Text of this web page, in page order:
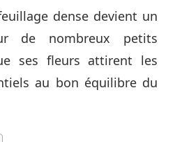
dense devient un
de nombreux petits
ses fleurs attirent les
au bon équilibre du